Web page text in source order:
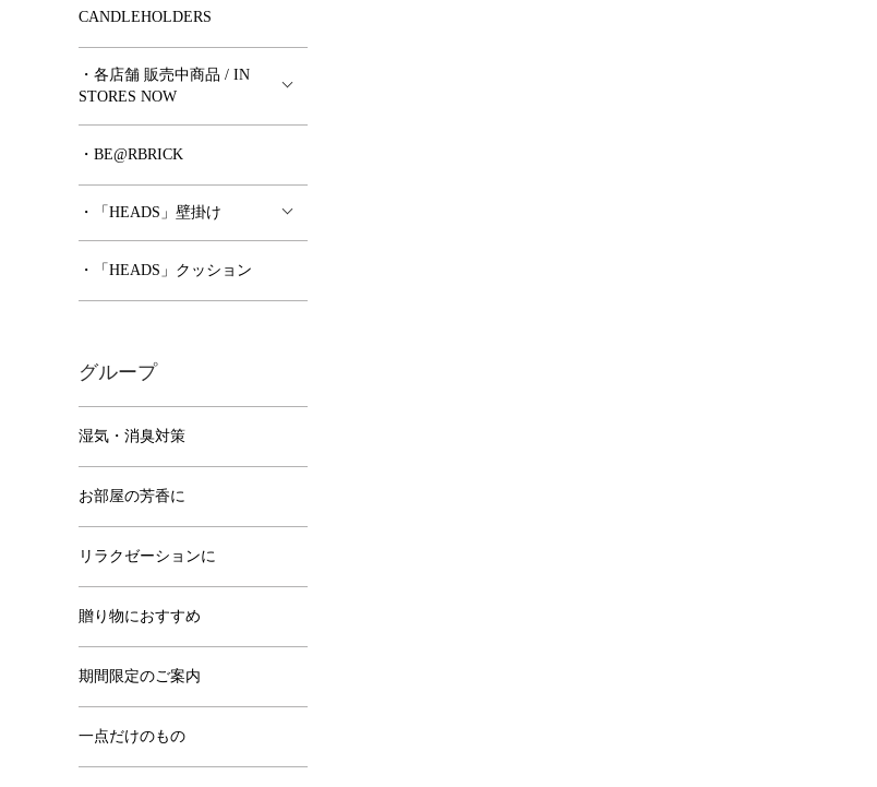
CANDLEHOLDERS
・各店舗 販売中商品 / IN
STORES NOW
・BE@RBRICK
・「HEADS」壁掛け
・「HEADS」クッション
グループ
湿気・消臭対策
お部屋の芳香に
リラクゼーションに
贈り物におすすめ
期間限定のご案内
一点だけのもの